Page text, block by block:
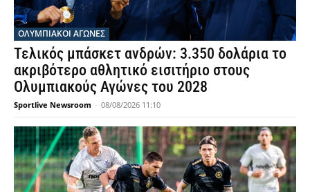
ΟΛΥΜΠΙΑΚΟΊ ΑΓΏΝΕΣ
Τελικός μπάσκετ ανδρών: 3.350 δολάρια το
ακριβότερο αθλητικό εισιτήριο στους
Ολυμπιακούς Αγώνες του 2028
Sportlive Newsroom - 08/08/2026 11:10